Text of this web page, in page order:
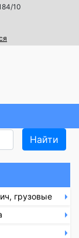
10
грузовые